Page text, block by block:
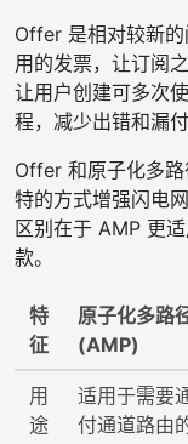
Offer 是相对较新
用的发票，让订阅
让用户创建可多次
程，减少出错和漏付
Offer 和原子化多
特的方式增强闪电
区别在于 AMP 更
款。
特
征
原子化多路
(AMP)
用
途
适用于需要
付通道路由